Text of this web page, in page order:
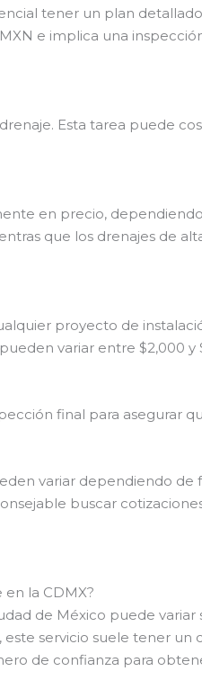
tener un plan
e implica una
Esta tarea puede
en precio,
que los drenajes de
proyecto de
variar entre $2,000 y
final para asegurar
variar dependiendo
buscar
la CDMX?
de México puede
servicio suele tener un
de confianza para